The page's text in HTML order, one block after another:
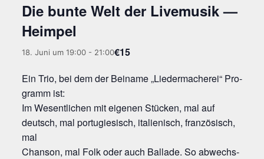
Die bun­te Welt der Live­mu­sik —
Heimpel
18. Juni um 19:00- 21:00€15
Ein Trio, bei dem der Bei­na­me „Liedermacherei“ Pro­
gramm ist:
Im Wesent­li­chen mit eige­nen Stü­cken, mal auf
deutsch, mal por­tu­gie­sisch, ita­lie­nisch, fran­zö­sisch,
mal
Chan­son, mal Folk oder auch Bal­la­de. So abwechs­